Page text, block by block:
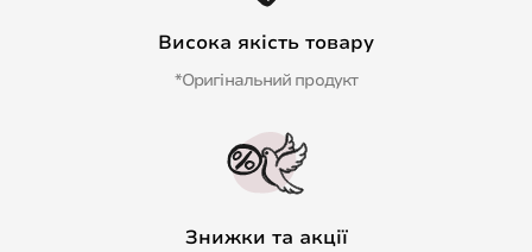
Висока якість товару
*Оригінальний продукт
Знижки та акції